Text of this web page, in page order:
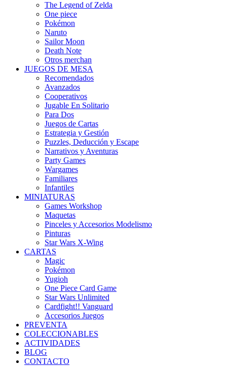
The Legend of Zelda
One piece
Pokémon
Naruto
Sailor Moon
Death Note
Otros merchan
JUEGOS DE MESA
Recomendados
Avanzados
Cooperativos
Jugable En Solitario
Para Dos
Juegos de Cartas
Estrategia y Gestión
Puzzles, Deducción y Escape
Narrativos y Aventuras
Party Games
Wargames
Familiares
Infantiles
MINIATURAS
Games Workshop
Maquetas
Pinceles y Accesorios Modelismo
Pinturas
Star Wars X-Wing
CARTAS
Magic
Pokémon
Yugioh
One Piece Card Game
Star Wars Unlimited
Cardfight!! Vanguard
Accesorios Juegos
PREVENTA
COLECCIONABLES
ACTIVIDADES
BLOG
CONTACTO